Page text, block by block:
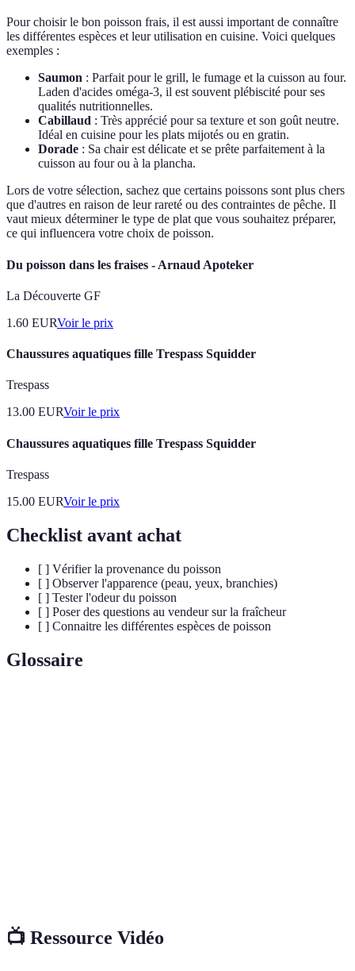
Pour choisir le bon poisson frais, il est aussi important de connaître
les différentes espèces et leur utilisation en cuisine. Voici quelques
exemples :
Saumon : Parfait pour le grill, le fumage et la cuisson au four.
Laden d'acides oméga-3, il est souvent plébiscité pour ses
qualités nutritionnelles.
Cabillaud : Très apprécié pour sa texture et son goût neutre.
Idéal en cuisine pour les plats mijotés ou en gratin.
Dorade : Sa chair est délicate et se prête parfaitement à la
cuisson au four ou à la plancha.
Lors de votre sélection, sachez que certains poissons sont plus chers
que d'autres en raison de leur rareté ou des contraintes de pêche. Il
vaut mieux déterminer le type de plat que vous souhaitez préparer,
ce qui influencera votre choix de poisson.
Du poisson dans les fraises - Arnaud Apoteker
La Découverte GF
1.60 EURVoir le prix
Chaussures aquatiques fille Trespass Squidder
Trespass
13.00 EURVoir le prix
Chaussures aquatiques fille Trespass Squidder
Trespass
15.00 EURVoir le prix
Checklist avant achat
[ ] Vérifier la provenance du poisson
[ ] Observer l'apparence (peau, yeux, branchies)
[ ] Tester l'odeur du poisson
[ ] Poser des questions au vendeur sur la fraîcheur
[ ] Connaitre les différentes espèces de poisson
Glossaire
📺 Ressource Vidéo